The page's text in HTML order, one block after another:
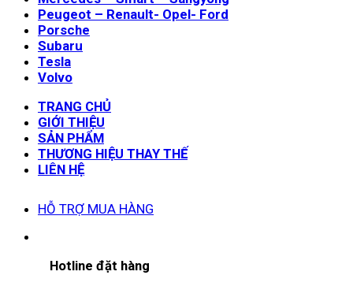
Peugeot – Renault- Opel- Ford
Porsche
Subaru
Tesla
Volvo
TRANG CHỦ
GIỚI THIỆU
SẢN PHẨM
THƯƠNG HIỆU THAY THẾ
LIÊN HỆ
HỖ TRỢ MUA HÀNG
Hotline đặt hàng